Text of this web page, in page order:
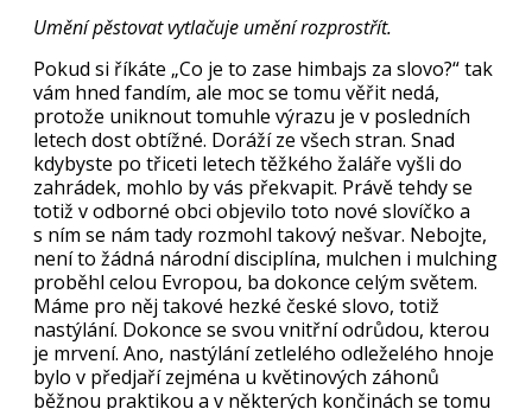
Umění pěstovat vytlačuje umění rozprostřít.
Pokud si říkáte „Co je to zase himbajs za slovo?“ tak
vám hned fandím, ale moc se tomu věřit nedá,
protože uniknout tomuhle výrazu je v posledních
letech dost obtížné. Doráží ze všech stran. Snad
kdybyste po třiceti letech těžkého žaláře vyšli do
zahrádek, mohlo by vás překvapit. Právě tehdy se
totiž v odborné obci objevilo toto nové slovíčko a
s ním se nám tady rozmohl takový nešvar. Nebojte,
není to žádná národní disciplína, mulchen i mulching
proběhl celou Evropou, ba dokonce celým světem.
Máme pro něj takové hezké české slovo, totiž
nastýlání. Dokonce se svou vnitřní odrůdou, kterou
je mrvení. Ano, nastýlání zetlelého odleželého hnoje
bylo v předjaří zejména u květinových záhonů
běžnou praktikou a v některých končinách se tomu